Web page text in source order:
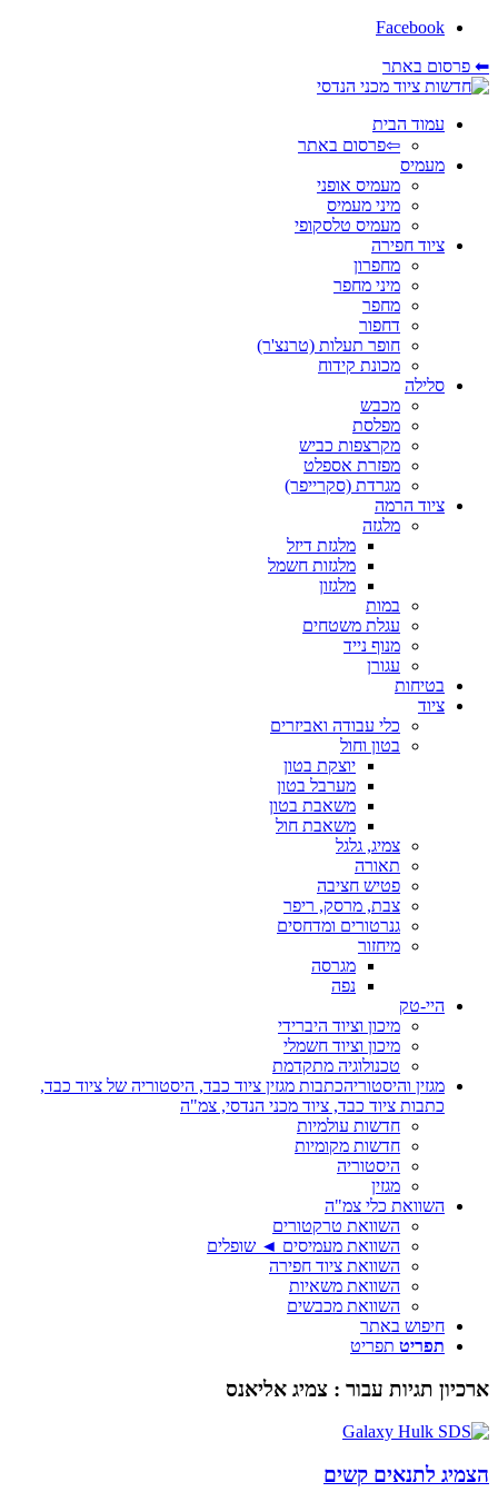
Facebook
⬅ פרסום באתר
עמוד הבית
⇦פרסום באתר
מעמיס
מעמיס אופני
מיני מעמיס
מעמיס טלסקופי
ציוד חפירה
מחפרון
מיני מחפר
מחפר
דחפור
חופר תעלות (טרנצ'ר)
מכונת קידוח
סלילה
מכבש
מפלסת
מקרצפות כביש
מפזרת אספלט
מגרדת (סקרייפר)
ציוד הרמה
מלגזה
מלגזת דיזל
מלגזות חשמל
מלגזון
במות
עגלת משטחים
מנוף נייד
עגורן
בטיחות
ציוד
כלי עבודה ואביזרים
בטון וחול
יוצקת בטון
מערבל בטון
משאבת בטון
משאבת חול
צמיג, גלגל
תאורה
פטיש חציבה
צבת, מרסק, ריפר
גנרטורים ומדחסים
מיחזור
מגרסה
נפה
היי-טק
מיכון וציוד היברידי
מיכון וציוד חשמלי
טכנולוגיה מתקדמת
מגזין והיסטוריהכתבות מגזין ציוד כבד, היסטוריה של ציוד כבד,
כתבות ציוד כבד, ציוד מכני הנדסי, צמ"ה
חדשות עולמיות
חדשות מקומיות
היסטוריה
מגזין
השוואת כלי צמ"ה
השוואת טרקטורים
השוואת מעמיסים ◄ שופלים
השוואת ציוד חפירה
השוואת משאיות
השוואת מכבשים
חיפוש באתר
תפריט תפריט
ארכיון תגיות עבור : צמיג אליאנס
הצמיג לתנאים קשים